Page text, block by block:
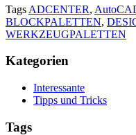
Tags ADCENTER,
BLOCKPALETTEN,
WERKZEUGPALETTEN
Kategorien
Interessante
Tipps und Tricks
Tags